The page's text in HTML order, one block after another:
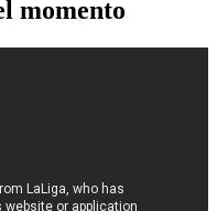
momento